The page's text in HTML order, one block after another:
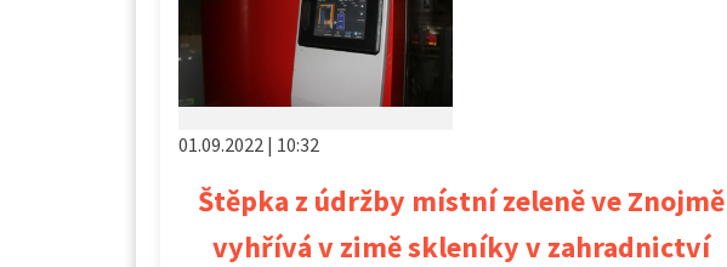
01.09.2022 | 10:32
Štěpka z údržby místní zeleně ve Znojmě
vyhřívá v zimě skleníky v zahradnictví